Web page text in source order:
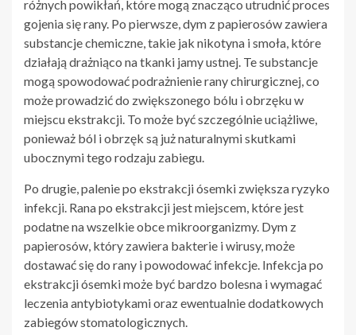
różnych powikłań, które mogą znacząco utrudnić proces
gojenia się rany. Po pierwsze, dym z papierosów zawiera
substancje chemiczne, takie jak nikotyna i smoła, które
działają drażniąco na tkanki jamy ustnej. Te substancje
mogą spowodować podrażnienie rany chirurgicznej, co
może prowadzić do zwiększonego bólu i obrzęku w
miejscu ekstrakcji. To może być szczególnie uciążliwe,
ponieważ ból i obrzęk są już naturalnymi skutkami
ubocznymi tego rodzaju zabiegu.
Po drugie, palenie po ekstrakcji ósemki zwiększa ryzyko
infekcji. Rana po ekstrakcji jest miejscem, które jest
podatne na wszelkie obce mikroorganizmy. Dym z
papierosów, który zawiera bakterie i wirusy, może
dostawać się do rany i powodować infekcje. Infekcja po
ekstrakcji ósemki może być bardzo bolesna i wymagać
leczenia antybiotykami oraz ewentualnie dodatkowych
zabiegów stomatologicznych.